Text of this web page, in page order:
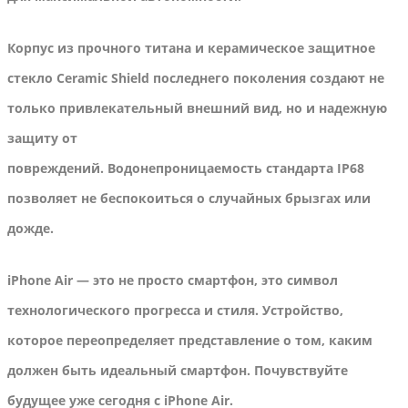
Корпус из прочного титана и керамическое защитное
стекло Ceramic Shield последнего поколения создают не
только привлекательный внешний вид, но и надежную
защиту от
повреждений. Водонепроницаемость стандарта IP68
позволяет не беспокоиться о случайных брызгах или
дожде.
iPhone Air — это не просто смартфон, это символ
технологического прогресса и стиля. Устройство,
которое переопределяет представление о том, каким
должен быть идеальный смартфон. Почувствуйте
будущее уже сегодня с iPhone Air.